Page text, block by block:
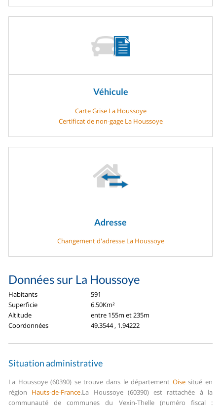
Véhicule
Carte Grise La Houssoye
Certificat de non-gage La Houssoye
Adresse
Changement d'adresse La Houssoye
Données sur La Houssoye
Habitants
591
Superficie
6.50Km²
Altitude
entre 155m et 235m
Coordonnées
49.3544 , 1.94222
Situation administrative
La Houssoye (60390) se trouve dans le département Oisesitué en
région Hauts-de-France.La Houssoye (60390) est rattachée à la
communauté de communes du Vexin-Thelle (numéro fiscal :